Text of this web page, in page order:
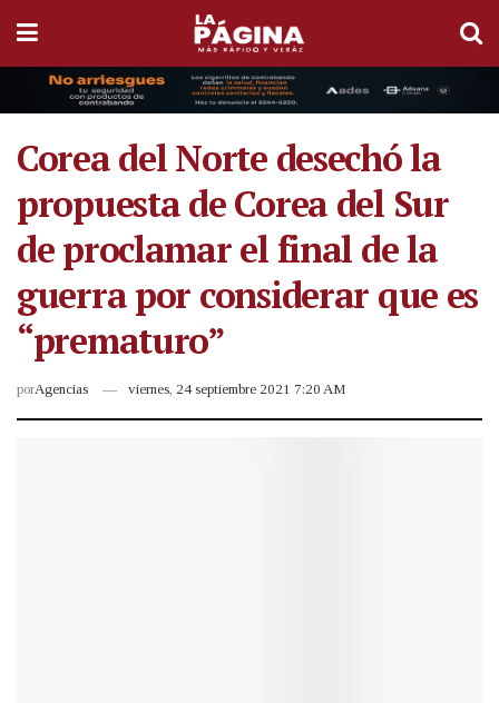
Corea del Norte desechó la
propuesta de Corea del Sur
de proclamar el final de la
guerra por considerar que es
“prematuro”
porAgencias viernes, 24 septiembre 2021 7:20 AM